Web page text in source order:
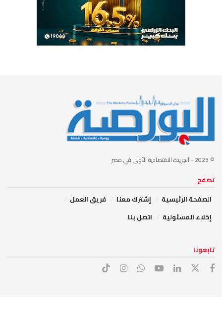
© 2023 - الجريدة الاقتصادية الأولى في مصر
تصفح
الصفحة الرئيسية
إشترك معنا
فريق العمل
إخلاء المسئولية
اتصل بنا
تابعونا